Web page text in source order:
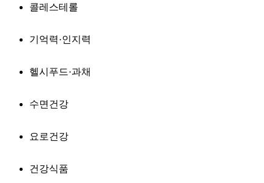
콜레스테롤
기억력·인지력
헬시푸드·과채
수면건강
요로건강
건강식품